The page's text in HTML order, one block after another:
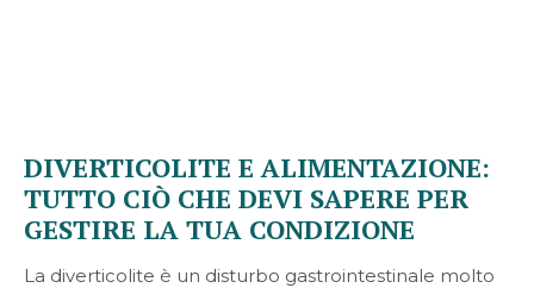
DIVERTICOLITE E ALIMENTAZIONE:
TUTTO CIÒ CHE DEVI SAPERE PER
GESTIRE LA TUA CONDIZIONE
La diverticolite è un disturbo gastrointestinale molto